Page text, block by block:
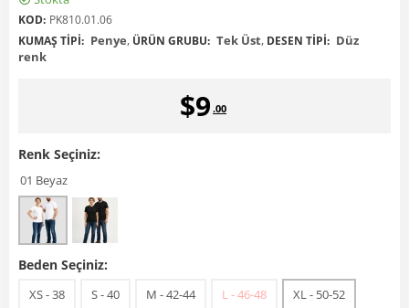
KOD: PK810.01.06
KUMAŞ TIPI: Penye, ÜRÜN GRUBU: Tek Üst, DESEN TIPI: Düz
renk
$9 .00
Renk Seçiniz:
01 Beyaz
Beden Seçiniz:
XS - 38 S - 40 M - 42-44 L - 46-48 XL - 50-52